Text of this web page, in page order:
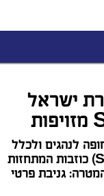
ישראל
לנהגים ולכלל
הציבור, בעקבות גל הודעות טקסט (SMS) כוזבות המתחזות
גניבת פרטי